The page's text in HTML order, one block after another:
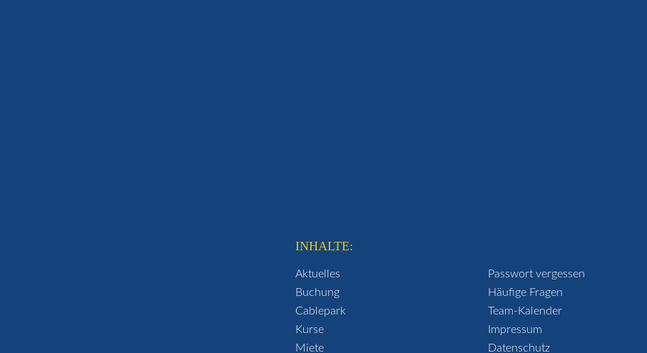
INHALTE:
Aktuelles
Buchung
Cablepark
Kurse
Miete
Passwort vergessen
Häufige Fragen
Team-Kalender
Impressum
Datenschutz